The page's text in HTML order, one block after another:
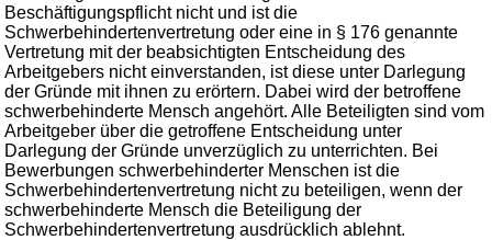
Beschäftigungspflicht nicht und ist die
Schwerbehindertenvertretung oder eine in § 176 genannte
Vertretung mit der beabsichtigten Entscheidung des
Arbeitgebers nicht einverstanden, ist diese unter Darlegung
der Gründe mit ihnen zu erörtern. Dabei wird der betroffene
schwerbehinderte Mensch angehört. Alle Beteiligten sind vom
Arbeitgeber über die getroffene Entscheidung unter
Darlegung der Gründe unverzüglich zu unterrichten. Bei
Bewerbungen schwerbehinderter Menschen ist die
Schwerbehindertenvertretung nicht zu beteiligen, wenn der
schwerbehinderte Mensch die Beteiligung der
Schwerbehindertenvertretung ausdrücklich ablehnt.